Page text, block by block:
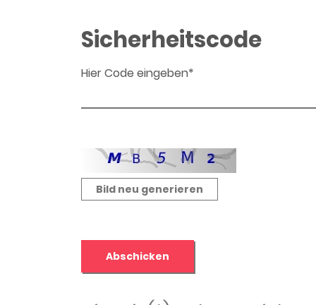
Sicherheitscode
Hier Code eingeben*